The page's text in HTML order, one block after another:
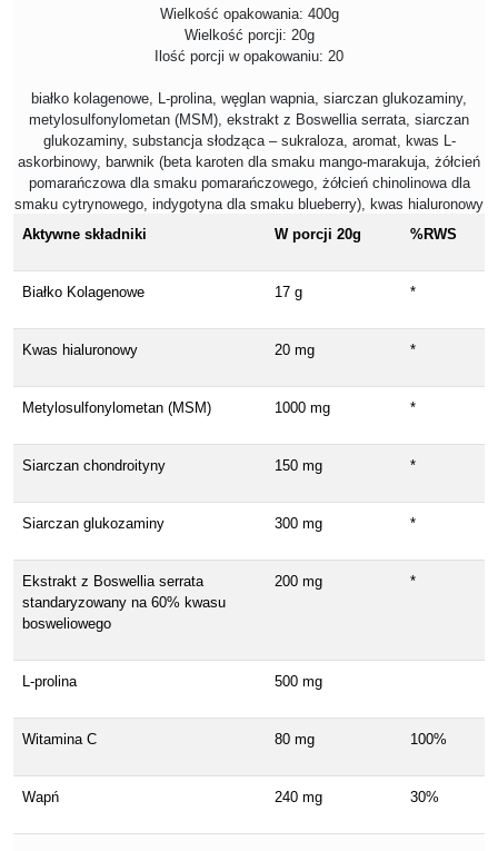
Wielkość opakowania: 400g
Wielkość porcji: 20g
Ilość porcji w opakowaniu: 20
białko kolagenowe, L-prolina, węglan wapnia, siarczan glukozaminy,
metylosulfonylometan (MSM), ekstrakt z Boswellia serrata, siarczan
glukozaminy, substancja słodząca – sukraloza, aromat, kwas L-
askorbinowy, barwnik (beta karoten dla smaku mango-marakuja, żółcień
pomarańczowa dla smaku pomarańczowego, żółcień chinolinowa dla
smaku cytrynowego, indygotyna dla smaku blueberry), kwas hialuronowy
Aktywne składniki
W porcji 20g %RWS
Białko Kolagenowe 17 g *
Kwas hialuronowy 20 mg *
Metylosulfonylometan (MSM) 1000 mg *
Siarczan chondroityny 150 mg *
Siarczan glukozaminy 300 mg *
Ekstrakt z Boswellia serrata
standaryzowany na 60% kwasu
bosweliowego
200 mg *
L-prolina 500 mg
Witamina C 80 mg 100%
Wapń 240 mg 30%